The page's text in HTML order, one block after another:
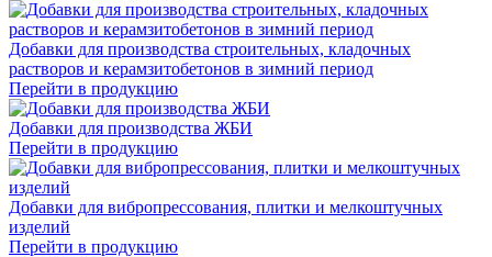
Добавки для производства строительных, кладочных
растворов и керамзитобетонов в зимний период
Перейти в продукцию
Добавки для производства ЖБИ
Перейти в продукцию
Добавки для вибропрессования, плитки и мелкоштучных
изделий
Перейти в продукцию